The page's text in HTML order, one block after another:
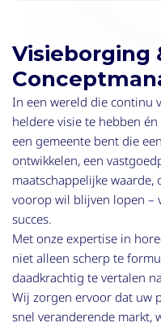
Visieborging
In een wereld die continu
heldere visie te hebben
een gemeente bent die
ontwikkelen, een
maatschappelijke
voorop wil blijven lopen –
succes.
Met onze expertise in
niet alleen scherp te
daadkrachtig te vertalen
Wij zorgen ervoor dat uw
snel veranderende markt,